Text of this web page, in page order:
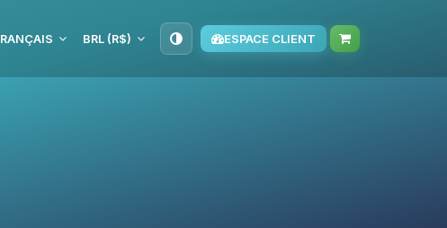
BRL (R$) ESPACE CLIENT